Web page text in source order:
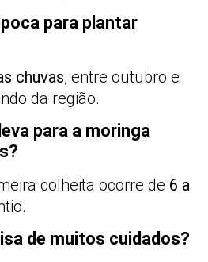
para plantar
chuvas, entre outubro e
da região.
para a moringa
colheita ocorre de 6 a
de muitos cuidados?